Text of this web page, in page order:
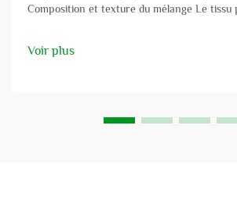
Composition et texture du mélange Le tissu
durabilité et douceur. Avec le typique ble...
Voir plus